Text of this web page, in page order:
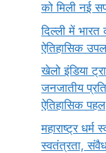
को मिली नई
दिल्ली में भारत
ऐतिहासिक
खेलो इंडिया
जनजातीय
ऐतिहासिक पहल
महाराष्ट्र
स्वतंत्रता,